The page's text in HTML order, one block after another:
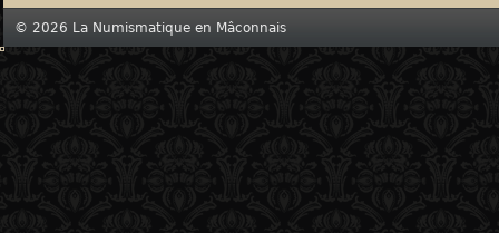
© 2026 La Numismatique en Mâconnais